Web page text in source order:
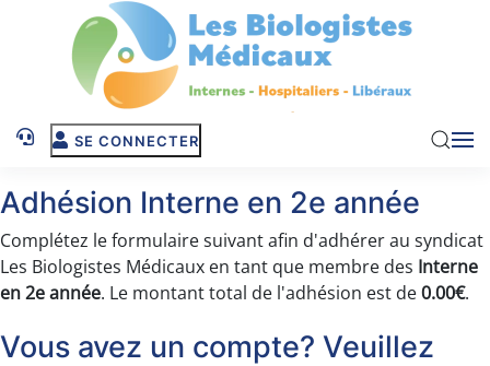
Skip to main content
SE CONNECTER
Adhésion Interne en 2e année
Complétez le formulaire suivant afin d'adhérer au syndicat
Les Biologistes Médicaux en tant que membre des Interne
en 2e année. Le montant total de l'adhésion est de0.00€.
Vous avez un compte? Veuillez